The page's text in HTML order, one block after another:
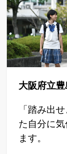
大阪府立
「踏み出
た自分に
ます。